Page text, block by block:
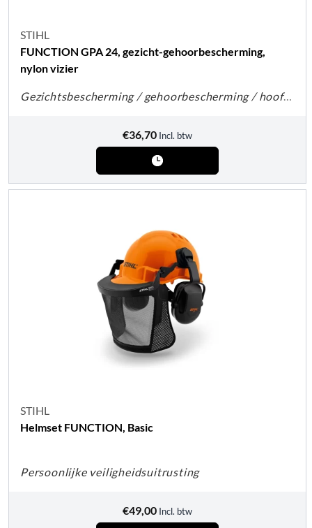
STIHL
FUNCTION GPA 24, gezicht-gehoorbescherming,
nylon vizier
Gezichtsbescherming / gehoorbescherming / hoofdbescherming
€36,70 Incl. btw
STIHL
Helmset FUNCTION, Basic
Persoonlijke veiligheidsuitrusting
€49,00 Incl. btw